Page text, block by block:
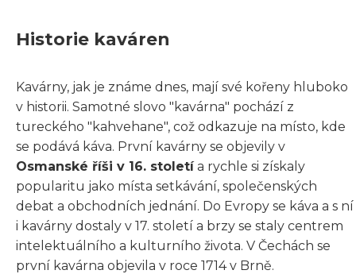
Historie kaváren
Kavárny, jak je známe dnes, mají své kořeny hluboko
v historii. Samotné slovo "kavárna" pochází z
tureckého "kahvehane", což odkazuje na místo, kde
se podává káva. První kavárny se objevily v
Osmanské říši v 16. stoletía rychle si získaly
popularitu jako místa setkávání, společenských
debat a obchodních jednání. Do Evropy se káva a s ní
i kavárny dostaly v 17. století a brzy se staly centrem
intelektuálního a kulturního života. V Čechách se
první kavárna objevila v roce 1714 v Brně.